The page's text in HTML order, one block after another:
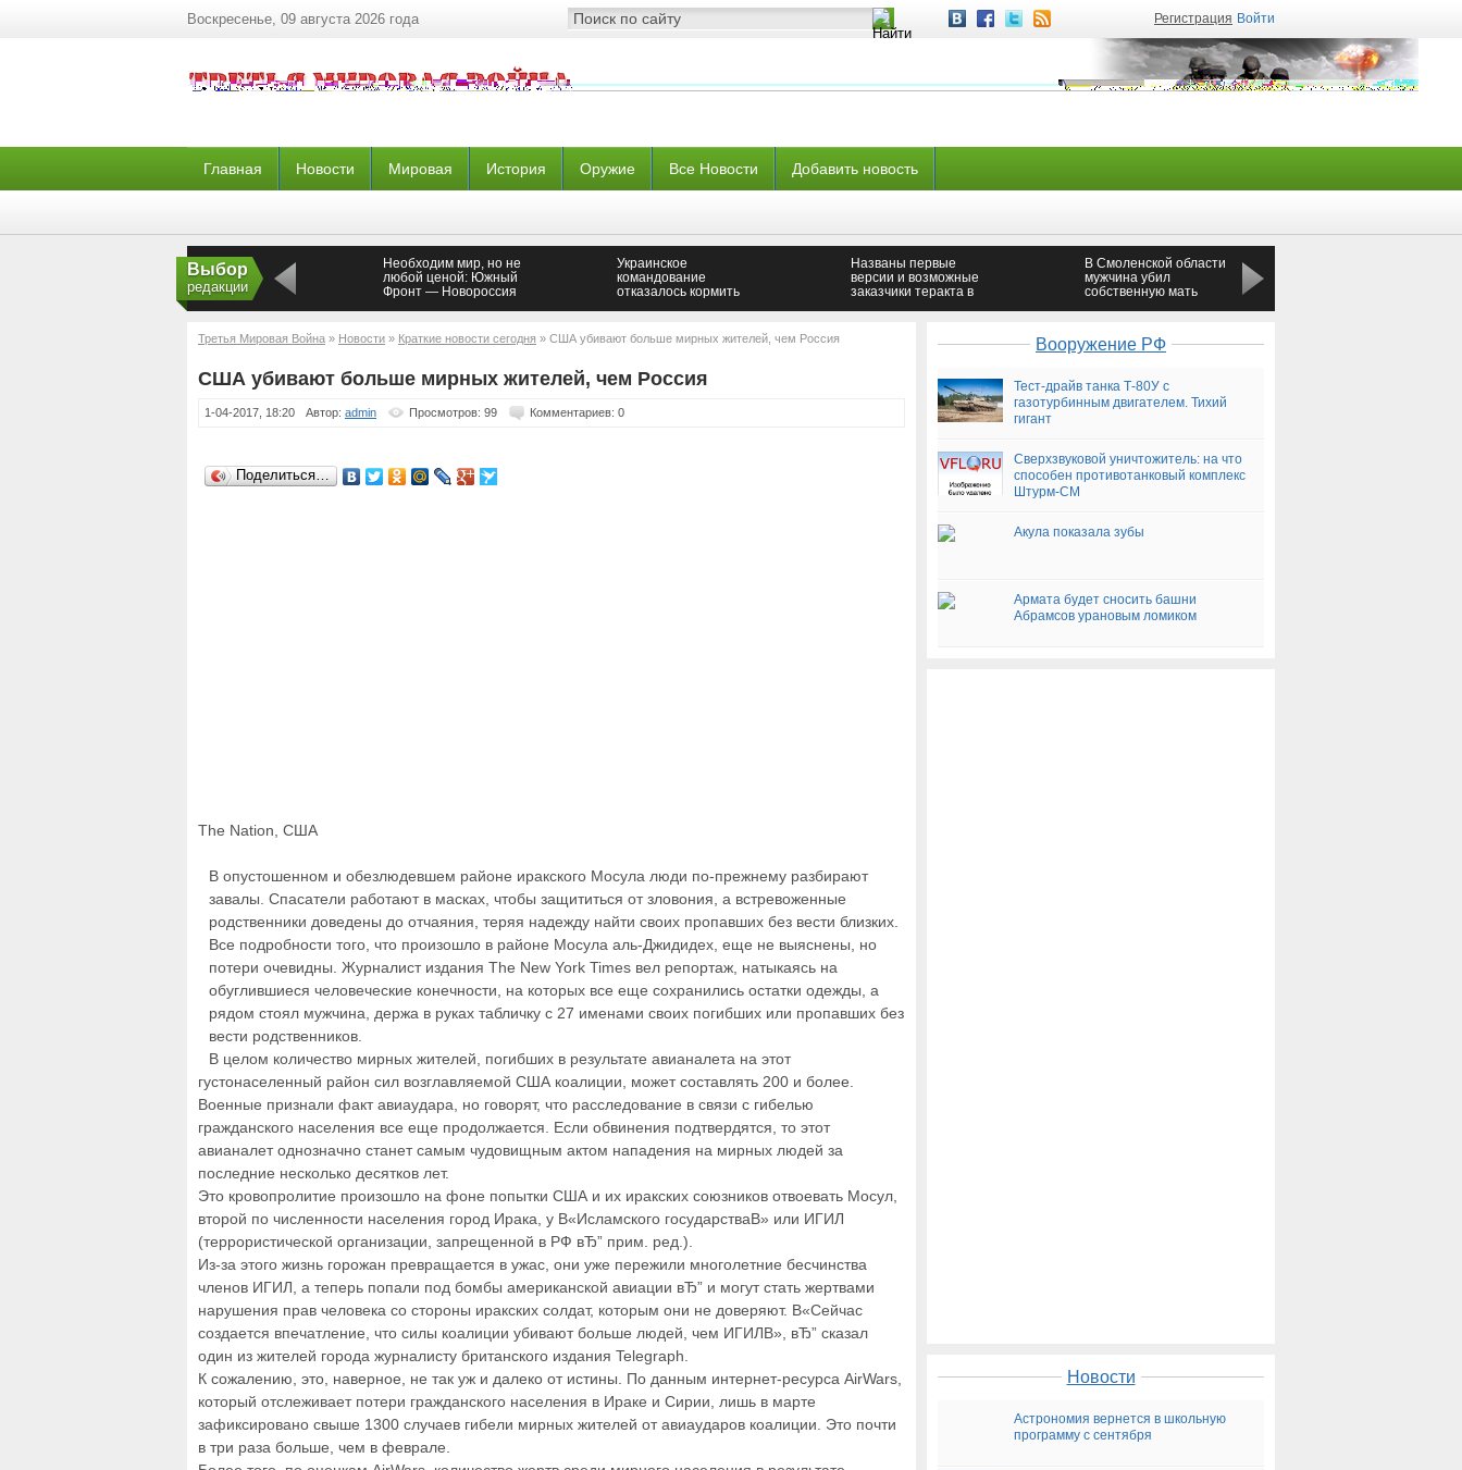
Воскресенье, 09 августа 2026 года Регистрация Войти
Главная Новости Мировая История Оружие Все Новости Добавить новость
Выбор
редакции
Необходим мир, но не
любой ценой: Южный
Фронт — Новороссия
Украинское
командование
отказалось кормить
Названы первые
версии и возможные
заказчики теракта в
В Смоленской области
мужчина убил
собственную мать
Третья Мировая Война » Новости » Краткие новости сегодня » США убивают больше мирных жителей, чем Россия
США убивают больше мирных жителей, чем Россия
1-04-2017, 18:20 Автор: admin Просмотров: 99 Комментариев: 0
Поделиться…
The Nation, США
В опустошенном и обезлюдевшем районе иракского Мосула люди по-прежнему разбирают
завалы. Спасатели работают в масках, чтобы защититься от зловония, а встревоженные
родственники доведены до отчаяния, теряя надежду найти своих пропавших без вести близких.
Все подробности того, что произошло в районе Мосула аль-Джидидех, еще не выяснены, но
потери очевидны. Журналист издания The New York Times вел репортаж, натыкаясь на
обуглившиеся человеческие конечности, на которых все еще сохранились остатки одежды, а
рядом стоял мужчина, держа в руках табличку с 27 именами своих погибших или пропавших без
вести родственников.
В целом количество мирных жителей, погибших в результате авианалета на этот
густонаселенный район сил возглавляемой США коалиции, может составлять 200 и более.
Военные признали факт авиаудара, но говорят, что расследование в связи с гибелью
гражданского населения все еще продолжается. Если обвинения подтвердятся, то этот
авианалет однозначно станет самым чудовищным актом нападения на мирных людей за
последние несколько десятков лет.
Это кровопролитие произошло на фоне попытки США и их иракских союзников отвоевать Мосул,
второй по численности населения город Ирака, у В«Исламского государстваВ» или ИГИЛ
(террористической организации, запрещенной в РФ вЂ” прим. ред.).
Из-за этого жизнь горожан превращается в ужас, они уже пережили многолетние бесчинства
членов ИГИЛ, а теперь попали под бомбы американской авиации вЂ” и могут стать жертвами
нарушения прав человека со стороны иракских солдат, которым они не доверяют. В«Сейчас
создается впечатление, что силы коалиции убивают больше людей, чем ИГИЛВ», вЂ” сказал
один из жителей города журналисту британского издания Telegraph.
К сожалению, это, наверное, не так уж и далеко от истины. По данным интернет-ресурса AirWars,
который отслеживает потери гражданского населения в Ираке и Сирии, лишь в марте
зафиксировано свыше 1300 случаев гибели мирных жителей от авиаударов коалиции. Это почти
в три раза больше, чем в феврале.
Вооружение РФ
Тест-драйв танка Т-80У с
газотурбинным двигателем. Тихий
гигант
Сверхзвуковой уничтожитель: на что
способен противотанковый комплекс
Штурм-СМ
Акула показала зубы
Армата будет сносить башни
Абрамсов урановым ломиком
Новости
Астрономия вернется в школьную
программу с сентября